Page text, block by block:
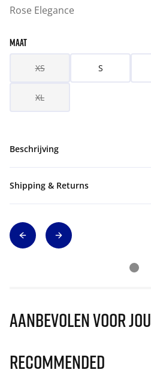
Rose Elegance
MAAT
XS S
XL
Beschrijving
Shipping & Returns
Aanbevolen voor jou
Recommended